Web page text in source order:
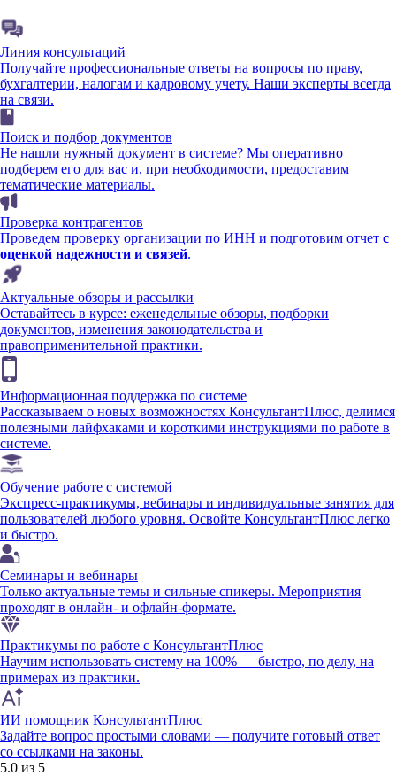
Линия консультаций
Получайте профессиональные ответы на вопросы по праву,
бухгалтерии, налогам и кадровому учету. Наши эксперты всегда
на связи.
Поиск и подбор документов
Не нашли нужный документ в системе? Мы оперативно
подберем его для вас и, при необходимости, предоставим
тематические материалы.
Проверка контрагентов
Проведем проверку организации по ИНН и подготовим отчет с
оценкой надежности и связей.
Актуальные обзоры и рассылки
Оставайтесь в курсе: еженедельные обзоры, подборки
документов, изменения законодательства и
правоприменительной практики.
Информационная поддержка по системе
Рассказываем о новых возможностях КонсультантПлюс, делимся
полезными лайфхаками и короткими инструкциями по работе в
системе.
Обучение работе с системой
Экспресс-практикумы, вебинары и индивидуальные занятия для
пользователей любого уровня. Освойте КонсультантПлюс легко
и быстро.
Семинары и вебинары
Только актуальные темы и сильные спикеры. Мероприятия
проходят в онлайн- и офлайн-формате.
Практикумы по работе с КонсультантПлюс
Научим использовать систему на 100% — быстро, по делу, на
примерах из практики.
ИИ помощник КонсультантПлюс
Задайте вопрос простыми словами — получите готовый ответ
со ссылками на законы.
5.0 из 5